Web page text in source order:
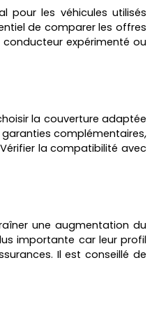
pour les véhicules utilisés
de comparer les offres
expérimenté ou
la couverture adaptée
complémentaires,
la compatibilité avec
une augmentation du
importante car leur profil
Il est conseillé de